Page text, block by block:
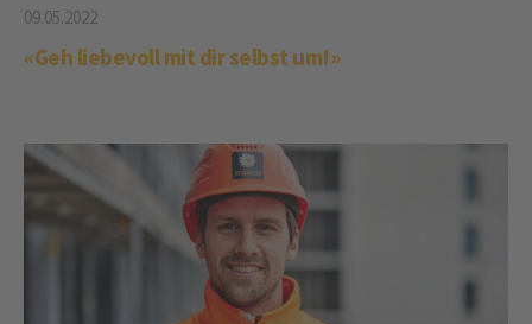
09.05.2022
«Geh liebevoll mit dir selbst um!»